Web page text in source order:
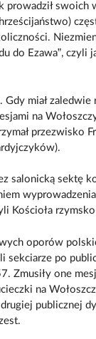
prowadził swoich
do Ezawa”, czyli
miał
na
przezwisko
salonicką sektę
Kościoła
oporów
sekciarze po
Zmusiły one
na
publicznej